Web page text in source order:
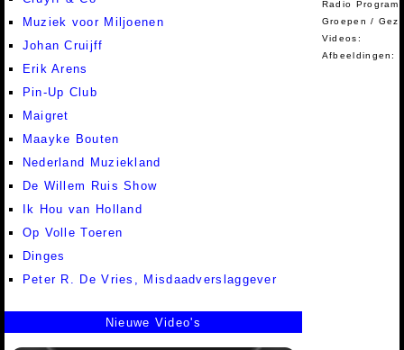
Muziek voor Miljoenen
Johan Cruijff
Erik Arens
Pin-Up Club
Maigret
Maayke Bouten
Nederland Muziekland
De Willem Ruis Show
Ik Hou van Holland
Op Volle Toeren
Dinges
Peter R. De Vries, Misdaadverslaggever
Radio
Groepen /
Videos:
Afbeeldingen:
Nieuwe Video's